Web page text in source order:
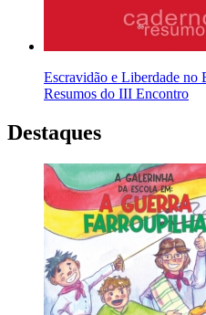
Escravidão e Liberdade no
Resumos do III Encontro
Destaques